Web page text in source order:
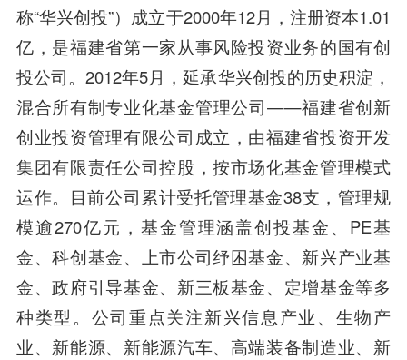
称“华兴创投”）成立于2000年12月，注册资本1.01
亿，是福建省第一家从事风险投资业务的国有创
投公司。2012年5月，延承华兴创投的历史积淀，
混合所有制专业化基金管理公司——福建省创新
创业投资管理有限公司 成立，由福建省投资开发
集团有限责任公司控股，按市场化基金管理模式
运作。目前公司累计受托管理基金38支，管理规
模逾270亿元，基金管理涵盖创投基金、PE基
金、科创基金、上市公司纾困基金、新兴产业基
金、政府引导基金、新三板基金、定增基金等多
种类型。公司重点关注新兴信息产业、生物产
业、新能源、新能源汽车、高端装备制造业、新